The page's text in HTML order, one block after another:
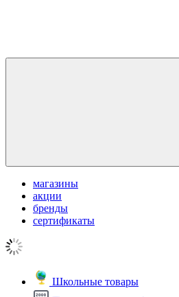
магазины
акции
бренды
сертификаты
Школьные товары